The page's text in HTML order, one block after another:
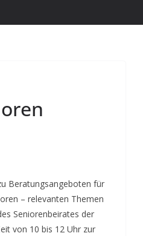
Beratungsangeboten für
– relevanten Themen
Seniorenbeirates der
von 10 bis 12 Uhr zur